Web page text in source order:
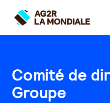
Comité de
Groupe